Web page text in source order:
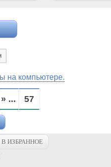
на компьютере.
» ... 57
В ИЗБРАННОЕ